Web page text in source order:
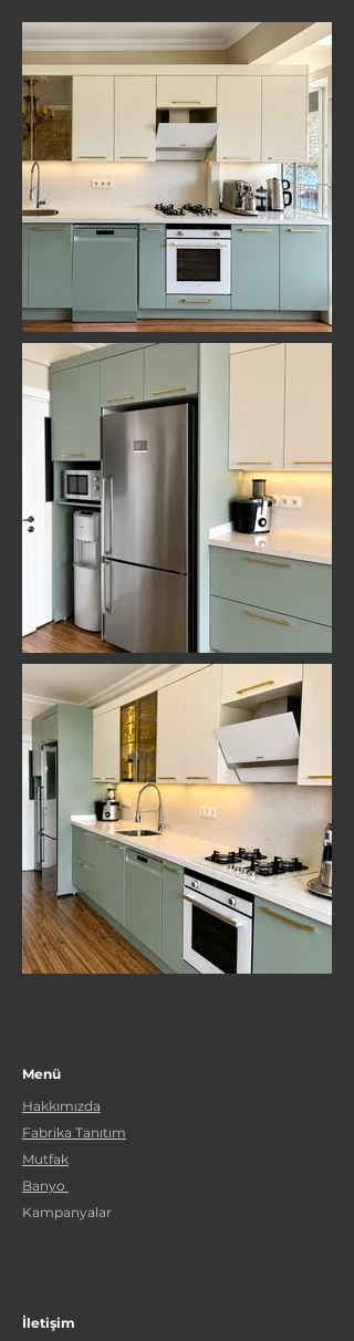
Menü
Hakkımızda
Fabrika Tanıtım
Mutfak
Banyo
Kampanyalar
İletişim